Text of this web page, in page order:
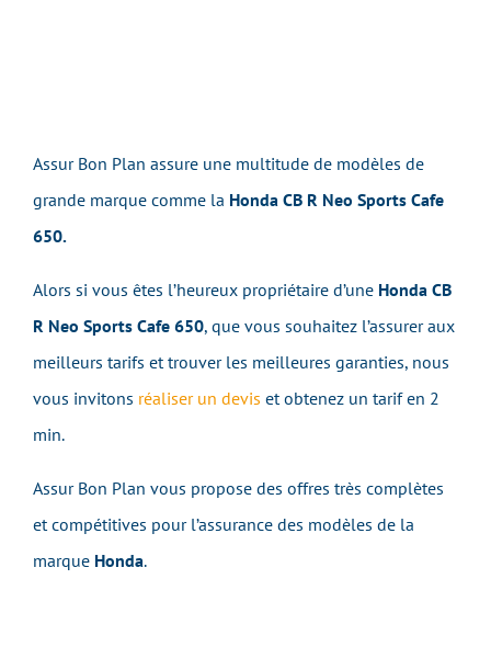
Assur Bon Plan assure une multitude de modèles de
grande marque comme la Honda CB R Neo Sports Cafe
650.
Alors si vous êtes l’heureux propriétaire d’une Honda CB
R Neo Sports Cafe 650, que vous souhaitez l’assurer aux
meilleurs tarifs et trouver les meilleures garanties, nous
vous invitons réaliser un devis et obtenez un tarif en 2
min.
Assur Bon Plan vous propose des offres très complètes
et compétitives pour l’assurance des modèles de la
marque Honda.